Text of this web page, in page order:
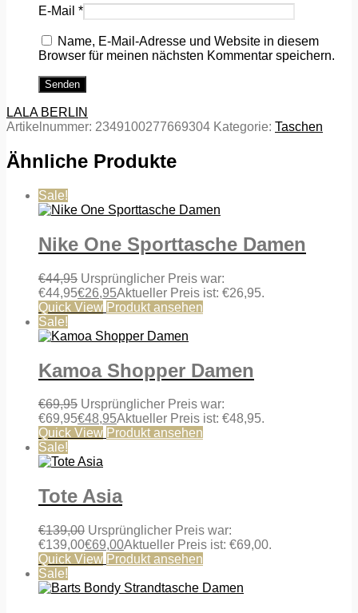
E-Mail *
Name, E-Mail-Adresse und Website in diesem
Browser für meinen nächsten Kommentar speichern.
LALA BERLIN
Artikelnummer: 2349100277669304 Kategorie: Taschen
Ähnliche Produkte
Sale!
Nike One Sporttasche Damen
€44,95 Ursprünglicher Preis war:
€44,95€26,95Aktueller Preis ist: €26,95.
Quick View Produkt ansehen
Sale!
Kamoa Shopper Damen
€69,95 Ursprünglicher Preis war:
€69,95€48,95Aktueller Preis ist: €48,95.
Quick View Produkt ansehen
Sale!
Tote Asia
€139,00 Ursprünglicher Preis war:
€139,00€69,00Aktueller Preis ist: €69,00.
Quick View Produkt ansehen
Sale!